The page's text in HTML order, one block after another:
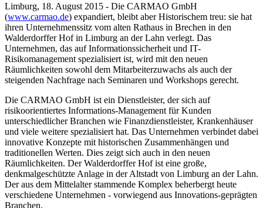
Limburg, 18. August 2015 - Die CARMAO GmbH
(www.carmao.de) expandiert, bleibt aber Historischem treu: sie hat
ihren Unternehmenssitz vom alten Rathaus in Brechen in den
Walderdorffer Hof in Limburg an der Lahn verlegt. Das
Unternehmen, das auf Informationssicherheit und IT-
Risikomanagement spezialisiert ist, wird mit den neuen
Räumlichkeiten sowohl dem Mitarbeiterzuwachs als auch der
steigenden Nachfrage nach Seminaren und Workshops gerecht.
Die CARMAO GmbH ist ein Dienstleister, der sich auf
risikoorientiertes Informations-Management für Kunden
unterschiedlicher Branchen wie Finanzdienstleister, Krankenhäuser
und viele weitere spezialisiert hat. Das Unternehmen verbindet dabei
innovative Konzepte mit historischen Zusammenhängen und
traditionellen Werten. Dies zeigt sich auch in den neuen
Räumlichkeiten. Der Walderdorffer Hof ist eine große,
denkmalgeschützte Anlage in der Altstadt von Limburg an der Lahn.
Der aus dem Mittelalter stammende Komplex beherbergt heute
verschiedene Unternehmen - vorwiegend aus Innovations-geprägten
Branchen.